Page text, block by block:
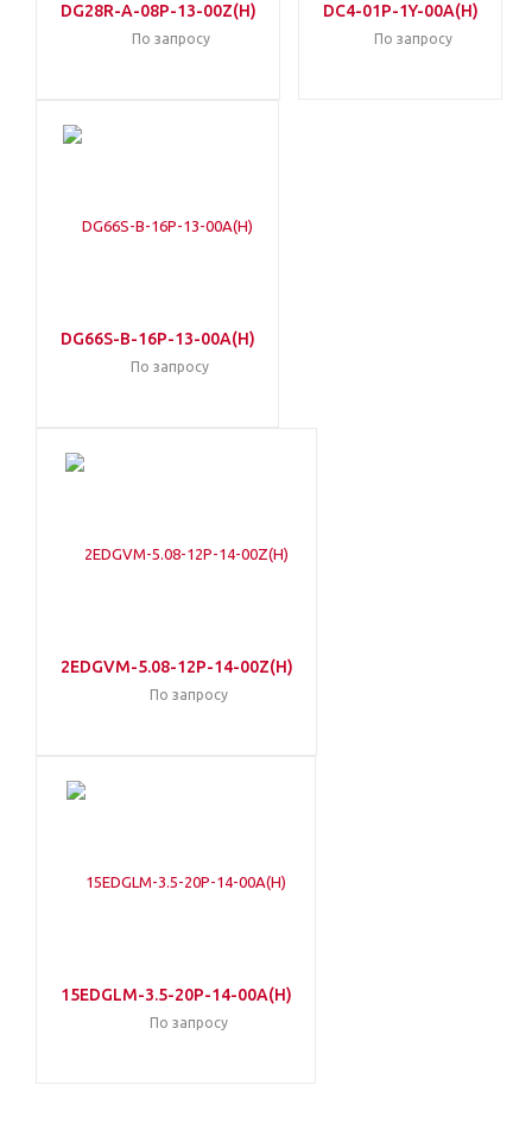
DG28R-A-08P-13-00Z(H)
По запросу
DC4-01P-1Y-00A(H)
По запросу
DG66S-B-16P-13-00A(H)
По запросу
2EDGVM-5.08-12P-14-00Z(H)
По запросу
15EDGLM-3.5-20P-14-00A(H)
По запросу